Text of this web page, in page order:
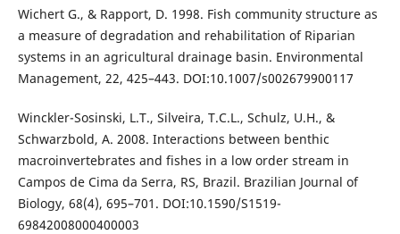
Wichert G., & Rapport, D. 1998. Fish community structure as
a measure of degradation and rehabilitation of Riparian
systems in an agricultural drainage basin. Environmental
Management, 22, 425–443. DOI:10.1007/s002679900117
Winckler-Sosinski, L.T., Silveira, T.C.L., Schulz, U.H., &
Schwarzbold, A. 2008. Interactions between benthic
macroinvertebrates and fishes in a low order stream in
Campos de Cima da Serra, RS, Brazil. Brazilian Journal of
Biology, 68(4), 695–701. DOI:10.1590/S1519-
69842008000400003